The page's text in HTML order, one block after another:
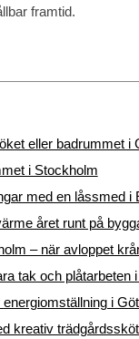
framtid.
eller badrummet i
i Stockholm
med en låssmed i
året runt på
– när avloppet
tak och plåtarbeten
i
kreativ